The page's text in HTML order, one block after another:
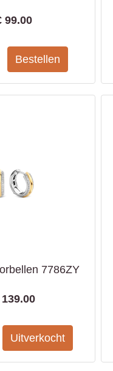
99.00
7786ZY
139.00